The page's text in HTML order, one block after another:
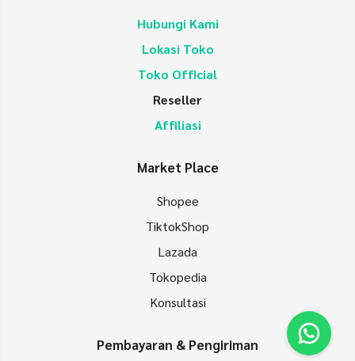
Hubungi Kami
Lokasi Toko
Toko Official
Reseller
Affiliasi
Market Place
Shopee
TiktokShop
Lazada
Tokopedia
Konsultasi
Pembayaran & Pengiriman